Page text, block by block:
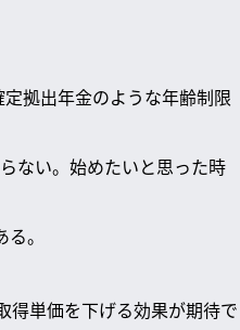
拠出年金のような年齢制限
ない。始めたいと思った時
。
得単価を下げる効果が期待で